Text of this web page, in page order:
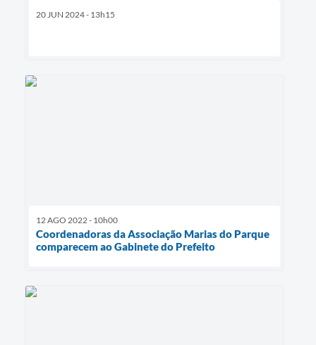
20 JUN 2024 - 13h15
12 AGO 2022 - 10h00
Coordenadoras da Associação Marias do Parque
comparecem ao Gabinete do Prefeito